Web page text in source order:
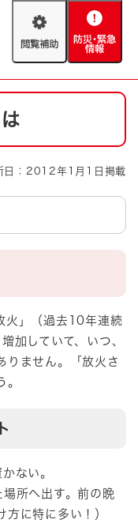
閲
助
防
緊
急・消防
設置箇所
日：2012年1月1日掲載
火」（過去10年連続
加していて、いつ、
りません。「放火さ
。
ない。
所へ出す。前の晩
に特に多い！）